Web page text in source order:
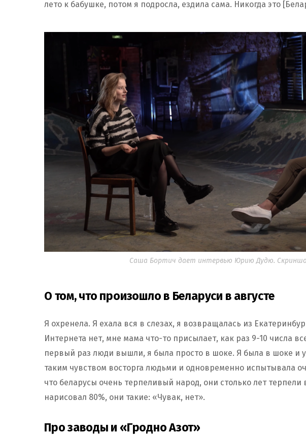
лето к бабушке, потом я подросла, ездила сама. Никогда это
Саша Бортич дает интервью Юрию Дудю.
О том, что произошло в Беларуси в августе
Я охренела. Я ехала вся в слезах, я возвращалась из
Интернета нет, мне мама что-то присылает, как раз 9-10 числа
первый раз люди вышли, я была просто в шоке. Я была в шоке и
таким чувством восторга людьми и одновременно испытывала
что беларусы очень терпеливый народ, они столько лет терпели
нарисовал 80%, они такие: «Чувак, нет».
Про заводы и «Гродно Азот»